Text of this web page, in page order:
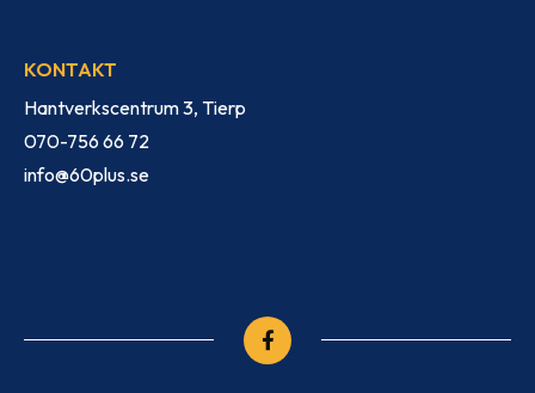
KONTAKT
Hantverkscentrum 3, Tierp
070-756 66 72
info@60plus.se